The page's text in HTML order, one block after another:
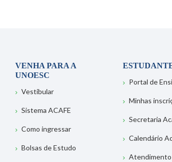
VENHA PARA A
UNOESC
Vestibular
Sistema ACAFE
Como ingressar
Bolsas de Estudo
Portal de
Minhas
Secretaria
Calendário